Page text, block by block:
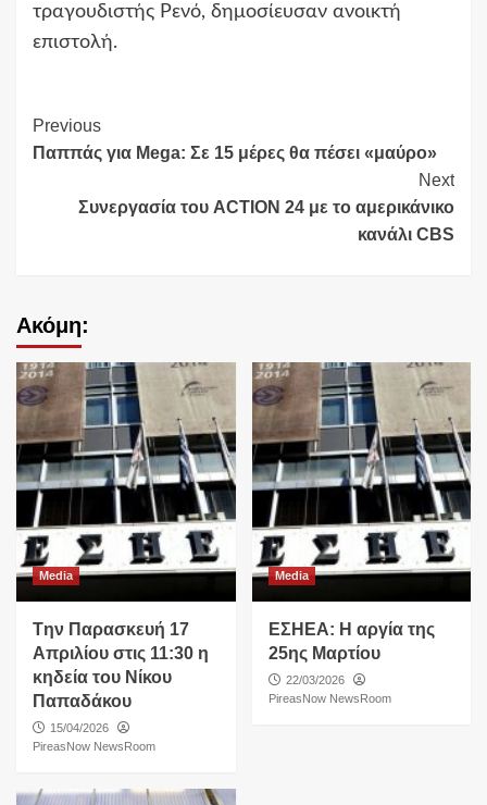
τραγουδιστής Ρενό, δημοσίευσαν ανοικτή
επιστολή.
Continue
Reading
Previous
Παππάς για Mega: Σε 15 μέρες θα πέσει «μαύρο»
Next
Συνεργασία του ACTION 24 με το αμερικάνικο
κανάλι CBS
Ακόμη:
Media
Tην Παρασκευή 17
Απριλίου στις 11:30 η
κηδεία του Νίκου
Παπαδάκου
15/04/2026
PireasNow NewsRoom
Media
ΕΣΗΕΑ: Η αργία της
25ης Μαρτίου
22/03/2026
PireasNow NewsRoom